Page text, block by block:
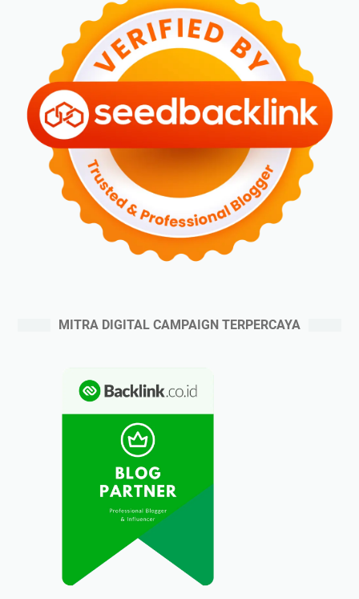
MITRA DIGITAL CAMPAIGN TERPERCAYA